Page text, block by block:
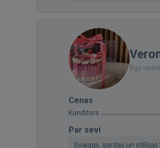
Bija
Cenas
Konditors
Par sevi
Svaigas, gardas un